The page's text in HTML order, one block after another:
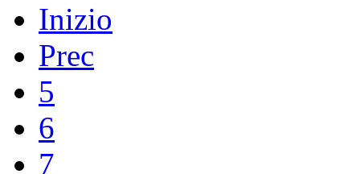
Inizio
Prec
5
6
7